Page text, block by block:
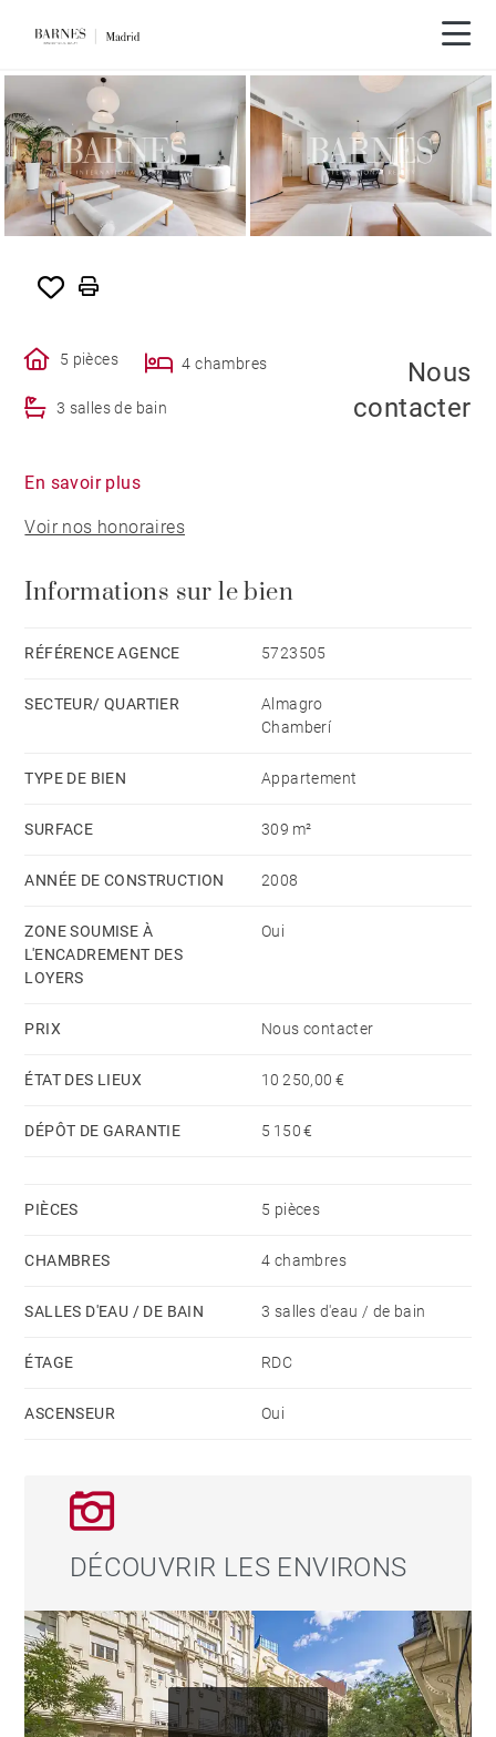
5 pièces 4 chambres
3 salles de bain
Nous
contacter
En savoir plus
Voir nos honoraires
Informations sur le bien
RÉFÉRENCE AGENCE 5723505
SECTEUR/ QUARTIER
Almagro
Chamberí
TYPE DE BIEN Appartement
SURFACE 309 m²
ANNÉE DE CONSTRUCTION 2008
ZONE SOUMISE À
L'ENCADREMENT DES
LOYERS
Oui
PRIX Nous contacter
ÉTAT DES LIEUX 10 250,00 €
DÉPÔT DE GARANTIE 5 150 €
PIÈCES 5 pièces
CHAMBRES 4 chambres
SALLES D'EAU / DE BAIN 3 salles d'eau / de bain
ÉTAGE RDC
ASCENSEUR Oui
DÉCOUVRIR LES ENVIRONS